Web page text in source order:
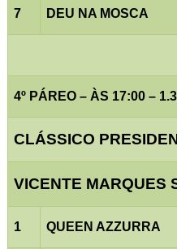
7 DEU NA MOSCA
4º PÁREO – ÀS 17:00 –
CLÁSSICO
VICENTE MARQUES
1 QUEEN AZZURRA